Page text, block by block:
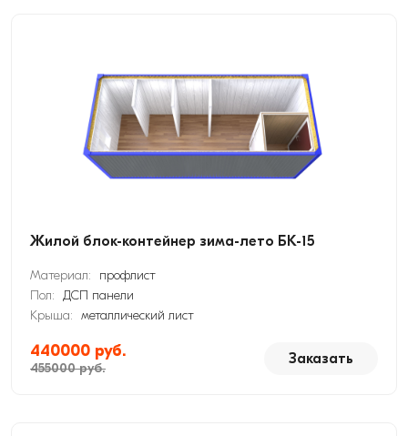
Жилой блок-контейнер зима-лето БК-15
Материал:
профлист
Пол: ДСП панели
Крыша: металлический лист
440000 руб.
455000 руб.
Заказать